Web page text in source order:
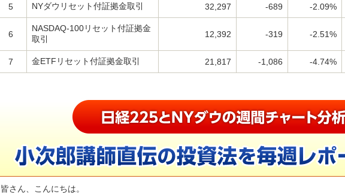
5 NYダウリセット付証拠金取引 32,297 -689 -2.09%
6
NASDAQ-100リセット付証拠金
取引
12,392 -319 -2.51%
7 金ETFリセット付証拠金取引 21,817 -1,086 -4.74%
皆さん、こんにちは。